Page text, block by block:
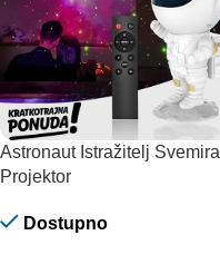
Astronaut Istražitelj Svemira
Projektor
Dostupno